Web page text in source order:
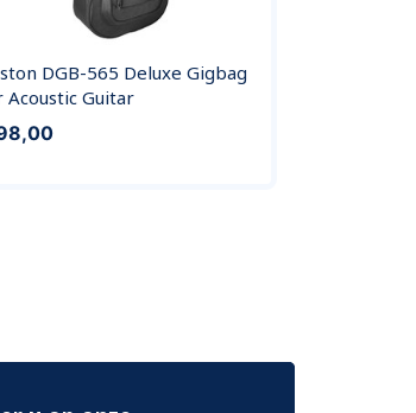
DGB-565 Deluxe Gigbag
Acoustic Guitar